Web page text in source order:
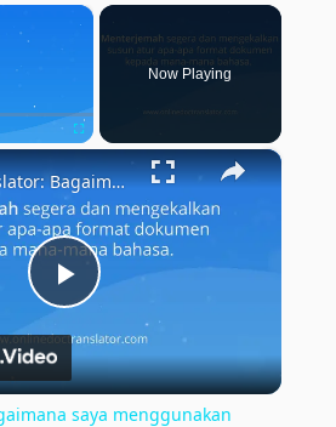
×
Fullscreen
Now Playing
×
Play
Video
Doc Translator: Bagaimana saya menggunakan penterjemah dokumen?
saya menggunakan